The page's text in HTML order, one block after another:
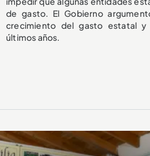
de gasto. El Gobierno
crecimiento del gasto estatal
últimos años.